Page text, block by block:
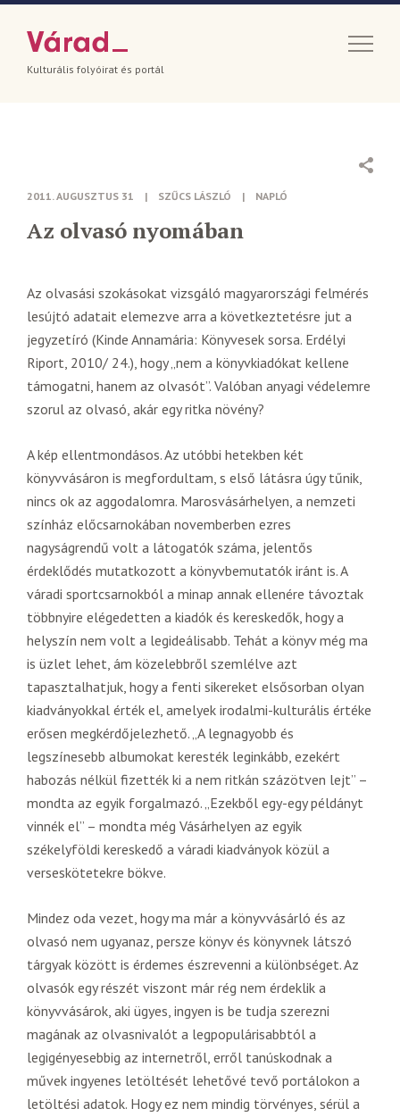
Kulturális folyóirat és portál
2011. AUGUSZTUS 31 | SZŰCS LÁSZLÓ | NAPLÓ
Az olvasó nyomában
Az olvasási szokásokat vizsgáló magyarországi felmérés
lesújtó adatait elemezve arra a következtetésre jut a
jegyzetíró (Kinde Annamária: Könyvesek sorsa. Erdélyi
Riport, 2010/ 24.), hogy „nem a könyvkiadókat kellene
támogatni, hanem az olvasót”. Valóban anyagi védelemre
szorul az olvasó, akár egy ritka növény?
A kép ellentmondásos. Az utóbbi hetekben két
könyvvásáron is megfordultam, s első látásra úgy tűnik,
nincs ok az aggodalomra. Marosvásárhelyen, a nemzeti
színház előcsarnokában novemberben ezres
nagyságrendű volt a látogatók száma, jelentős
érdeklődés mutatkozott a könyvbemutatók iránt is. A
váradi sportcsarnokból a minap annak ellenére távoztak
többnyire elégedetten a kiadók és kereskedők, hogy a
helyszín nem volt a legideálisabb. Tehát a könyv még ma
is üzlet lehet, ám közelebbről szemlélve azt
tapasztalhatjuk, hogy a fenti sikereket elsősorban olyan
kiadványokkal érték el, amelyek irodalmi-kulturális értéke
erősen megkérdőjelezhető. „A legnagyobb és
legszínesebb albumokat keresték leginkább, ezekért
habozás nélkül fizették ki a nem ritkán százötven lejt” –
mondta az egyik forgalmazó. „Ezekből egy-egy példányt
vinnék el” – mondta még Vásárhelyen az egyik
székelyföldi kereskedő a váradi kiadványok közül a
verseskötetekre bökve.
Mindez oda vezet, hogy ma már a könyvvásárló és az
olvasó nem ugyanaz, persze könyv és könyvnek látszó
tárgyak között is érdemes észrevenni a különbséget. Az
olvasók egy részét viszont már rég nem érdeklik a
könyvvásárok, aki ügyes, ingyen is be tudja szerezni
magának az olvasnivalót a legpopulárisabbtól a
legigényesebbig az internetről, erről tanúskodnak a
művek ingyenes letöltését lehetővé tevő portálokon a
letöltési adatok. Hogy ez nem mindig törvényes, sérül a